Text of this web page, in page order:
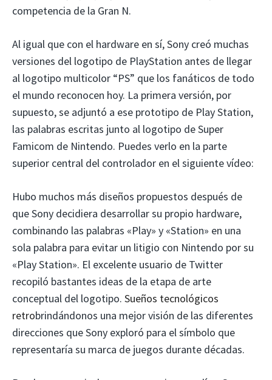
competencia de la Gran N.
Al igual que con el hardware en sí, Sony creó muchas
versiones del logotipo de PlayStation antes de llegar
al logotipo multicolor “PS” que los fanáticos de todo
el mundo reconocen hoy. La primera versión, por
supuesto, se adjuntó a ese prototipo de Play Station,
las palabras escritas junto al logotipo de Super
Famicom de Nintendo. Puedes verlo en la parte
superior central del controlador en el siguiente vídeo:
Hubo muchos más diseños propuestos después de
que Sony decidiera desarrollar su propio hardware,
combinando las palabras «Play» y «Station» en una
sola palabra para evitar un litigio con Nintendo por su
«Play Station». El excelente usuario de Twitter
recopiló bastantes ideas de la etapa de arte
conceptual del logotipo. Sueños tecnológicos
retrobrindándonos una mejor visión de las diferentes
direcciones que Sony exploró para el símbolo que
representaría su marca de juegos durante décadas.